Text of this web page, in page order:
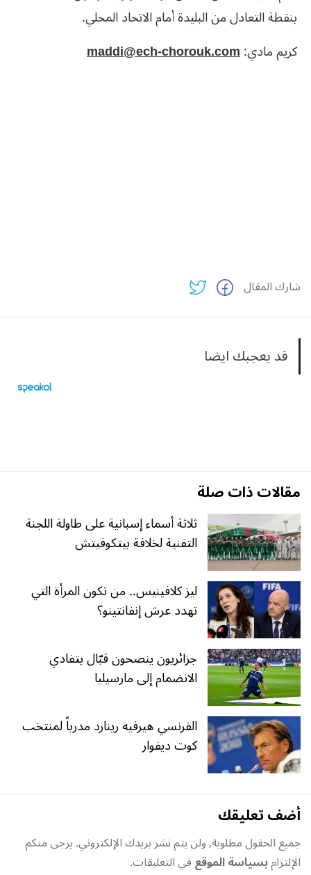
‬بنقطة‮ ‬التعادل‮ ‬من‮ ‬البليدة‮ ‬أمام‮ ‬الاتحاد‮ ‬المحلي‮.‬
كريم‮ ‬مادي:
maddi@ech-chorouk.com
شارك المقال
قد يعجبك ايضا
مقالات ذات صلة
ثلاثة أسماء إسبانية على طاولة اللجنة
التقنية لخلافة بيتكوفيتش
ليز كلافينيس.. من تكون المرأة التي
تهدد عرش إنفانتينو؟
جزائريون ينصحون قبّال بتفادي
الانضمام إلى مارسيليا
الفرنسي هيرفيه رينارد مدرباً لمنتخب
كوت ديفوار
أضف تعليقك
جميع الحقول مطلوبة, ولن يتم نشر بريدك الإلكتروني. يرجى منكم
الإلتزامبسياسة الموقعفي التعليقات.